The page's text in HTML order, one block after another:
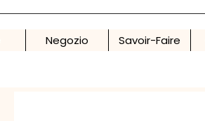
Negozio Savoir-Faire